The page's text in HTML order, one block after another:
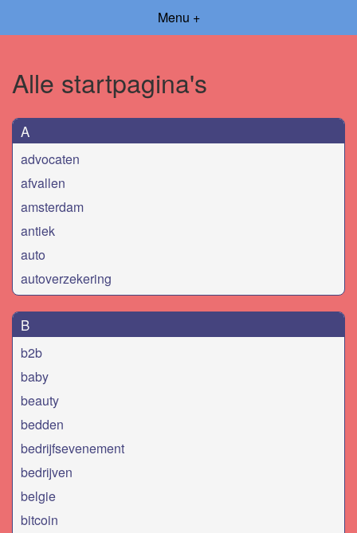
Menu +
Alle startpagina's
A
advocaten
afvallen
amsterdam
antiek
auto
autoverzekering
B
b2b
baby
beauty
bedden
bedrijfsevenement
bedrijven
belgie
bitcoin